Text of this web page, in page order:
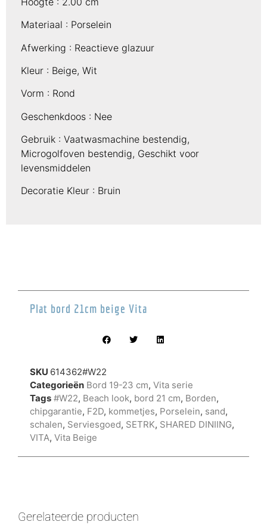
Materiaal : Porselein
Afwerking : Reactieve glazuur
Kleur : Beige, Wit
Vorm : Rond
Geschenkdoos : Nee
Gebruik : Vaatwasmachine bestendig,
Microgolfoven bestendig, Geschikt voor
levensmiddelen
Decoratie Kleur : Bruin
Plat bord 21cm beige Vita
SKU 614362#W22
Categorieën Bord 19-23 cm, Vita serie
Tags #W22, Beach look, bord 21 cm, Borden,
chipgarantie, F2D, kommetjes, Porselein, sand,
schalen, Serviesgoed, SETRK, SHARED DINIING,
VITA, Vita Beige
Gerelateerde producten